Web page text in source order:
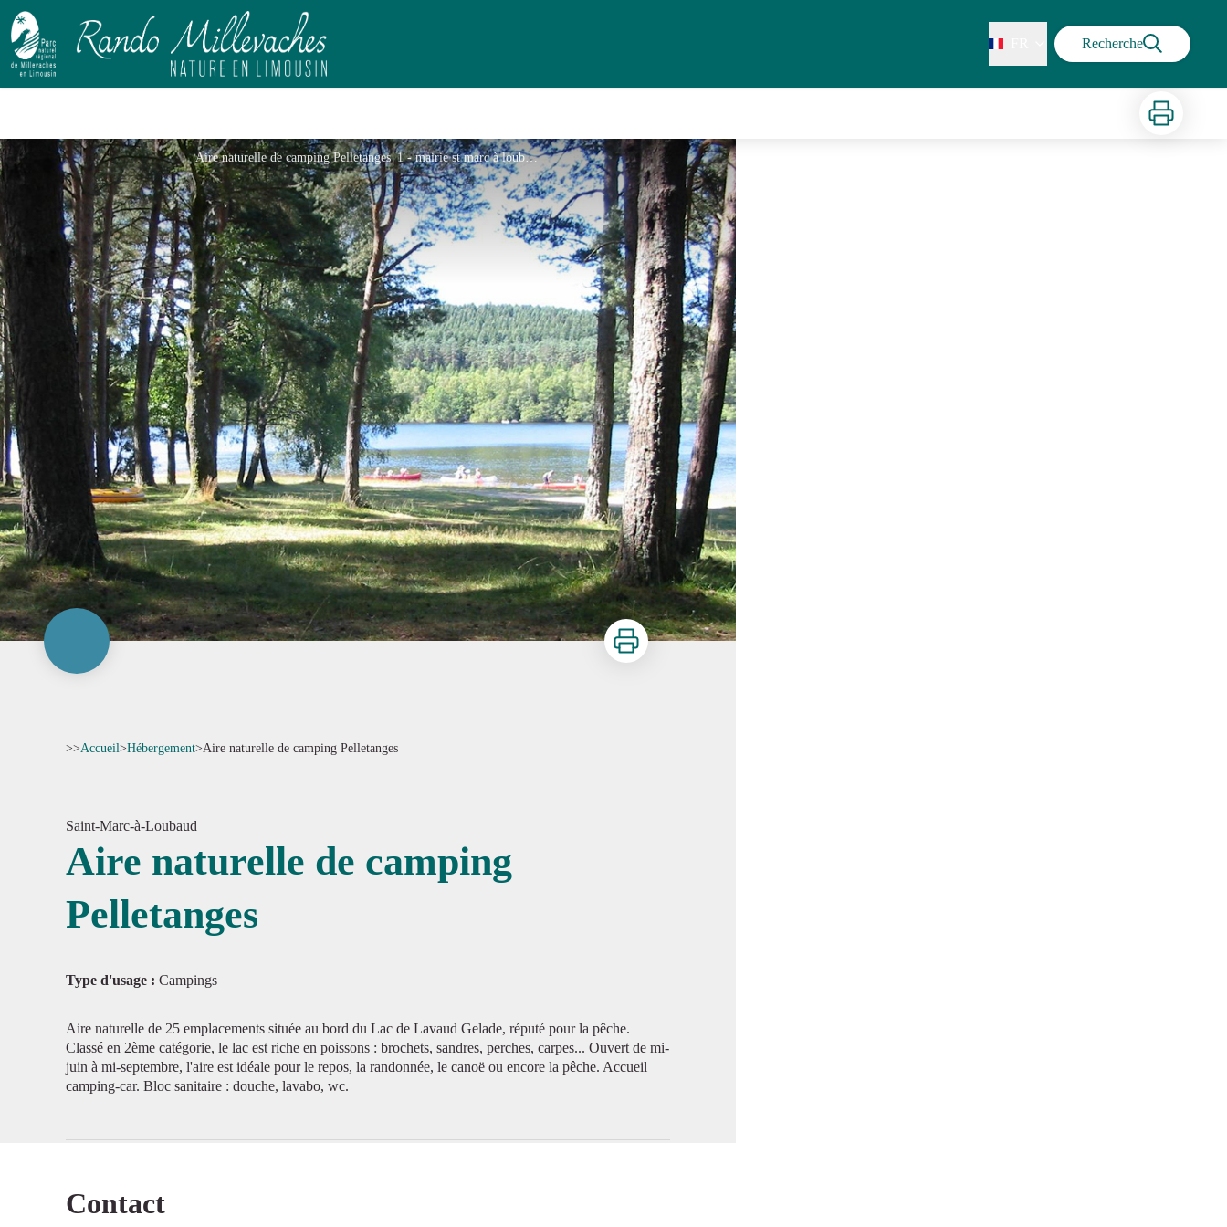
Recherche
Imprimer
Aire naturelle de camping Pelletanges_1 - mairie st marc à loubaud
Imprimer
>>Accueil>Hébergement>Aire naturelle de camping Pelletanges
Saint-Marc-à-Loubaud
Aire naturelle de camping
Pelletanges
Type d'usage : Campings
Aire naturelle de 25 emplacements située au bord du Lac de Lavaud Gelade, réputé pour la pêche.
Classé en 2ème catégorie, le lac est riche en poissons : brochets, sandres, perches, carpes... Ouvert de mi-
juin à mi-septembre, l'aire est idéale pour le repos, la randonnée, le canoë ou encore la pêche. Accueil
camping-car. Bloc sanitaire : douche, lavabo, wc.
Contact